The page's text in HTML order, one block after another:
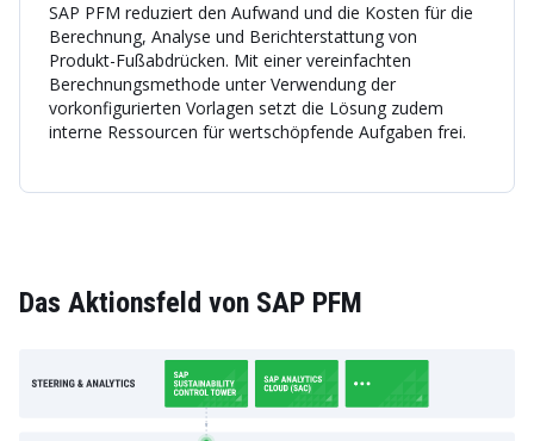
SAP PFM reduziert den Aufwand und die Kosten für die
Berechnung, Analyse und Berichterstattung von
Produkt-Fußabdrücken. Mit einer vereinfachten
Berechnungsmethode unter Verwendung der
vorkonfigurierten Vorlagen setzt die Lösung zudem
interne Ressourcen für wertschöpfende Aufgaben frei.
Das Aktionsfeld von SAP PFM